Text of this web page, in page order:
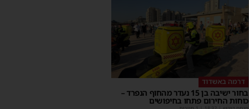
דרמה באשדוד
בחור ישיבה בן 15 נעדר מהחוף הנפרד –
כוחות החירום פתחו בחיפושים